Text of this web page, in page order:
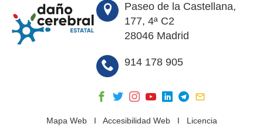
Paseo de la Castellana,
177, 4ª C2
28046 Madrid
914 178 905
Mapa WebI Accesibilidad WebI Licencia